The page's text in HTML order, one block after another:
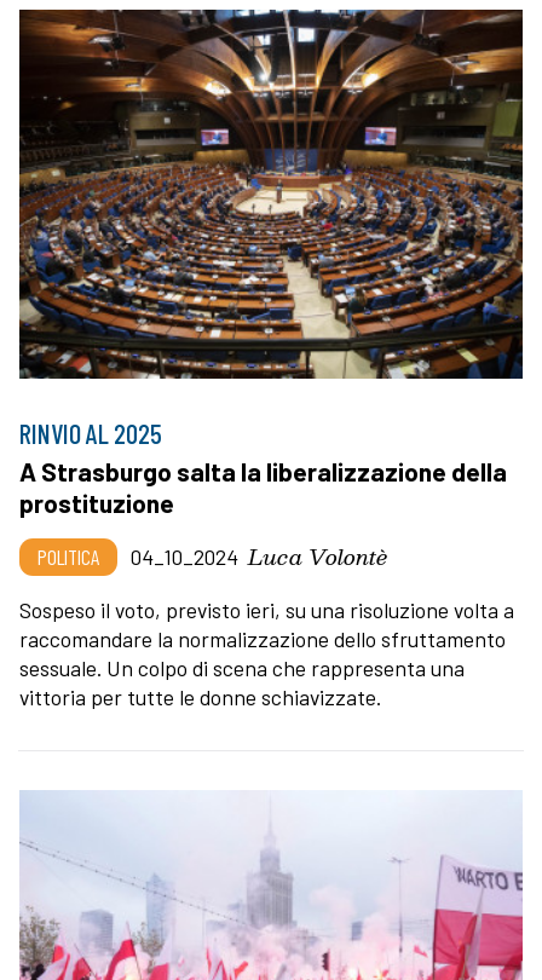
RINVIO AL 2025
A Strasburgo salta la liberalizzazione della
prostituzione
POLITICA 04_10_2024 Luca Volontè
Sospeso il voto, previsto ieri, su una risoluzione volta a
raccomandare la normalizzazione dello sfruttamento
sessuale. Un colpo di scena che rappresenta una
vittoria per tutte le donne schiavizzate.